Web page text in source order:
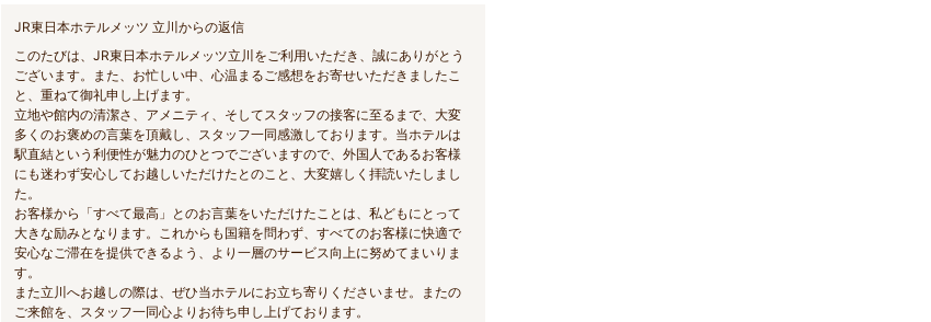
JR東日本ホテルメッツ 立川からの返信
このたびは、JR東日本ホテルメッツ立川をご利用いただき、誠にありがとう
ございます。また、お忙しい中、心温まるご感想をお寄せいただきましたこ
と、重ねて御礼申し上げます。
立地や館内の清潔さ、アメニティ、そしてスタッフの接客に至るまで、大変
多くのお褒めの言葉を頂戴し、スタッフ一同感激しております。当ホテルは
駅直結という利便性が魅力のひとつでございますので、外国人であるお客様
にも迷わず安心してお越しいただけたとのこと、大変嬉しく拝読いたしまし
た。
お客様から「すべて最高」とのお言葉をいただけたことは、私どもにとって
大きな励みとなります。これからも国籍を問わず、すべてのお客様に快適で
安心なご滞在を提供できるよう、より一層のサービス向上に努めてまいりま
す。
また立川へお越しの際は、ぜひ当ホテルにお立ち寄りくださいませ。またの
ご来館を、スタッフ一同心よりお待ち申し上げております。